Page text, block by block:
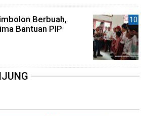
Berbuah,
Bantuan PIP